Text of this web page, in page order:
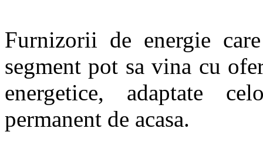
Furnizorii de energie
segment pot sa vina cu
energetice, adaptate
permanent de acasa.